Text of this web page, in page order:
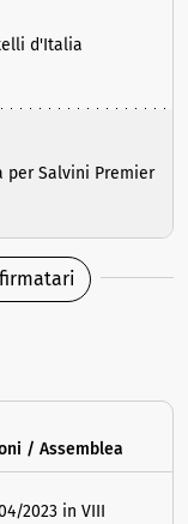
/ Assemblea
2023 in VIII